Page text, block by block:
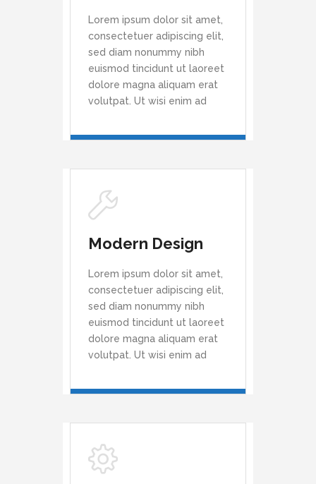
Lorem ipsum dolor sit amet,
consectetuer adipiscing elit,
sed diam nonummy nibh
euismod tincidunt ut laoreet
dolore magna aliquam erat
volutpat. Ut wisi enim ad
Modern Design
Lorem ipsum dolor sit amet,
consectetuer adipiscing elit,
sed diam nonummy nibh
euismod tincidunt ut laoreet
dolore magna aliquam erat
volutpat. Ut wisi enim ad